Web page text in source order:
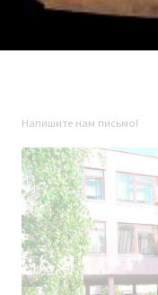
Напишите нам письмо!